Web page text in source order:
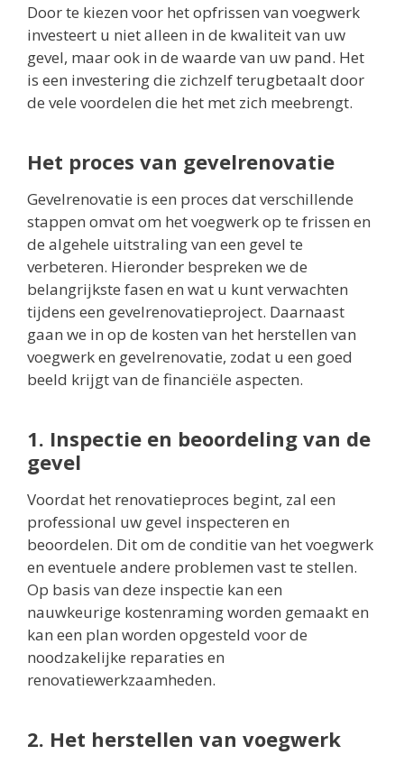
Door te kiezen voor het opfrissen van voegwerk
investeert u niet alleen in de kwaliteit van uw
gevel, maar ook in de waarde van uw pand. Het
is een investering die zichzelf terugbetaalt door
de vele voordelen die het met zich meebrengt.
Het proces van gevelrenovatie
Gevelrenovatie is een proces dat verschillende
stappen omvat om het voegwerk op te frissen en
de algehele uitstraling van een gevel te
verbeteren. Hieronder bespreken we de
belangrijkste fasen en wat u kunt verwachten
tijdens een gevelrenovatieproject. Daarnaast
gaan we in op de kosten van het herstellen van
voegwerk en gevelrenovatie, zodat u een goed
beeld krijgt van de financiële aspecten.
1. Inspectie en beoordeling van de
gevel
Voordat het renovatieproces begint, zal een
professional uw gevel inspecteren en
beoordelen. Dit om de conditie van het voegwerk
en eventuele andere problemen vast te stellen.
Op basis van deze inspectie kan een
nauwkeurige kostenraming worden gemaakt en
kan een plan worden opgesteld voor de
noodzakelijke reparaties en
renovatiewerkzaamheden.
2. Het herstellen van voegwerk